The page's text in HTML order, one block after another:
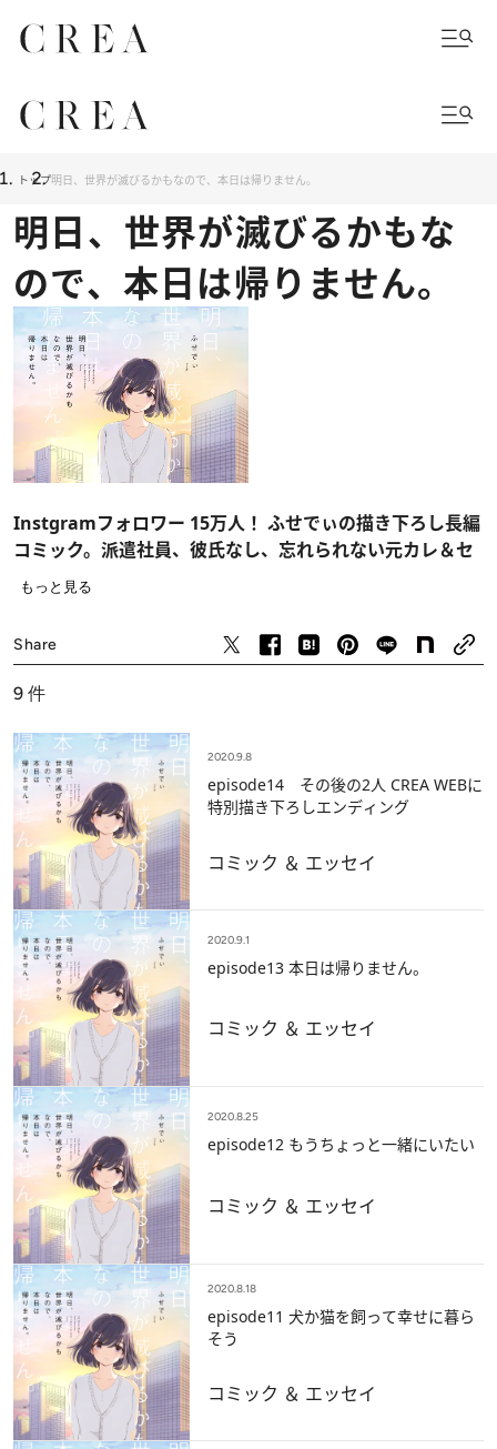
トップ明日、世界が滅びるかもなので、本日は帰りません。
明日、世界が滅びるかもな
ので、本日は帰りません。
Instgramフォロワー 15万人！ ふせでぃの描き下ろし長編
コミック。派遣社員、彼氏なし、忘れられない元カレ＆セ
フレあり――。
て、ごはんを食べて、なんとなく毎日は過ぎていく。少し
ずつ結婚していく同世代の女子たち。つい、あの頃に付き
合っていた彼氏のことを、考えてしまう日々。でも、合コ
ンで出会ったイケメンとなんとなく身体だけの関係は続け
ている――。「愛してくれなんて言わない。抱きしめてさ
えくれたら、もうそれでいいんだ」
もっと見る
Share
9 件
2020.9.8
episode14 その後の2人 CREA WEBに
特別描き下ろしエンディング
コミック ＆ エッセイ
2020.9.1
episode13 本日は帰りません。
コミック ＆ エッセイ
2020.8.25
episode12 もうちょっと一緒にいたい
コミック ＆ エッセイ
2020.8.18
episode11 犬か猫を飼って幸せに暮ら
そう
コミック ＆ エッセイ